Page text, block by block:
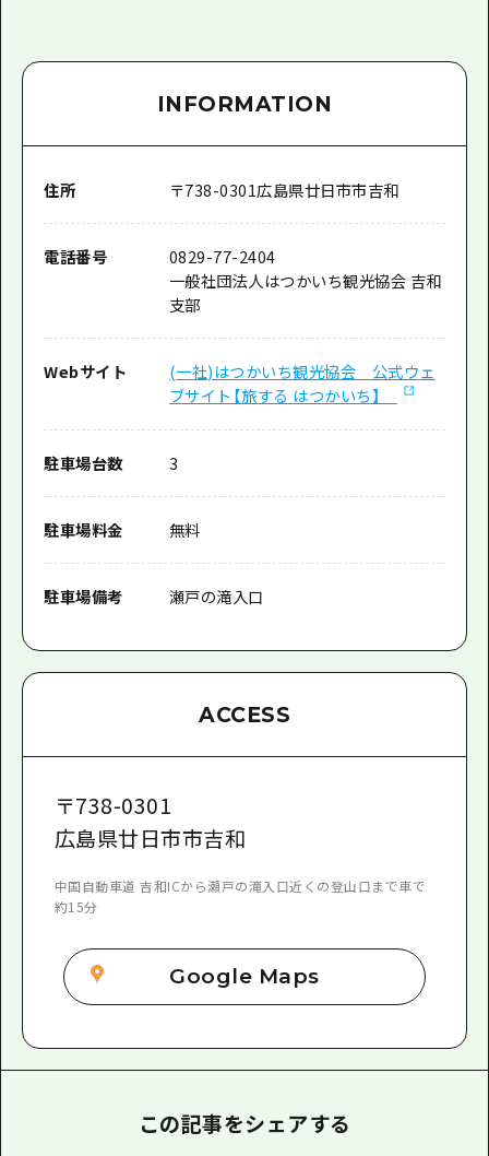
INFORMATION
住所 〒738-0301広島県廿日市市吉和
電話番号
0829-77-2404
一般社団法人はつかいち観光協会 吉和
支部
Webサイト
(一社)はつかいち観光協会 公式ウェ
ブサイト【旅する はつかいち】
駐車場台数 3
駐車場料金 無料
駐車場備考 瀬戸の滝入口
ACCESS
〒738-0301
広島県廿日市市吉和
中国自動車道 吉和ICから瀬戸の滝入口近くの登山口まで車で
約15分
Google Maps
この記事をシェアする